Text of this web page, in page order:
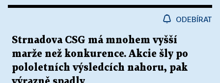
ODEBÍRAT
Strnadova CSG má mnohem vyšší
marže než konkurence. Akcie šly po
pololetních výsledcích nahoru, pak